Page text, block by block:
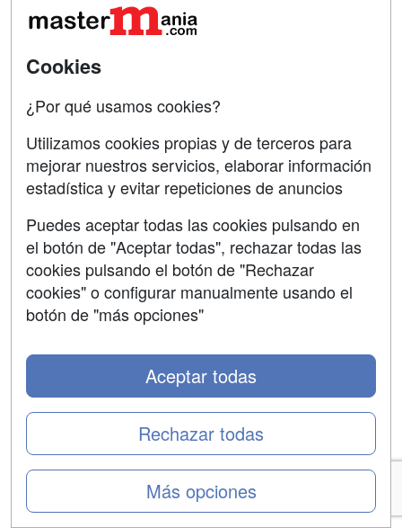
+leidas
Noticias de Masters y Postgrados
¿Cuánto cuesta un Máster en Prevención de Riesgos
Laborales?
Los mejores MBA del mundo según el ranking 2026 de
Financial Times
¿Máster en Psicología General Sanitaria o PIR? Qué
estudiar tras acabar Psicología
Ranking de los másteres más buscados en Marketing
Digital en 2026
Ranking de los másteres habilitantes más buscados en
Ingeniería Industrial en 2026
Otras
Las 5 mejores aplicaciones de IA gratis para
estudiantes universitarios en 2026
Estas son las 25 profesiones que más crecerán en
España en 2026
Becas MEFP 2026-2027 para estudiar un máster
¿Cuánto cuesta un Máster en Prevención de Riesgos
Cookies
¿Por qué usamos cookies?
Utilizamos cookies propias y de terceros para
mejorar nuestros servicios, elaborar información
estadística y evitar repeticiones de anuncios
Puedes aceptar todas las cookies pulsando en
el botón de "Aceptar todas", rechazar todas las
cookies pulsando el botón de "Rechazar
cookies" o configurar manualmente usando el
botón de "más opciones"
Más opciones
Rechazar todas
Aceptar todas